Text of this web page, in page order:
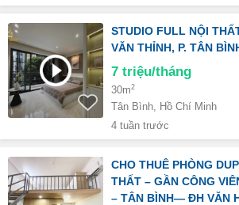
STUDIO FULL NỘI
VĂN THỈNH, P. TÂN
7 triệu/tháng
30m2
Tân Bình, Hồ Chí Minh
4 tuần trước
CHO THUÊ PHÒNG
THẤT – GẦN CÔNG
– TÂN BÌNH— ĐH VĂN